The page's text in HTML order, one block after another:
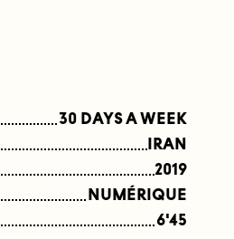
30 DAYS A WEEK
IRAN
2019
NUMÉRIQUE
6'45